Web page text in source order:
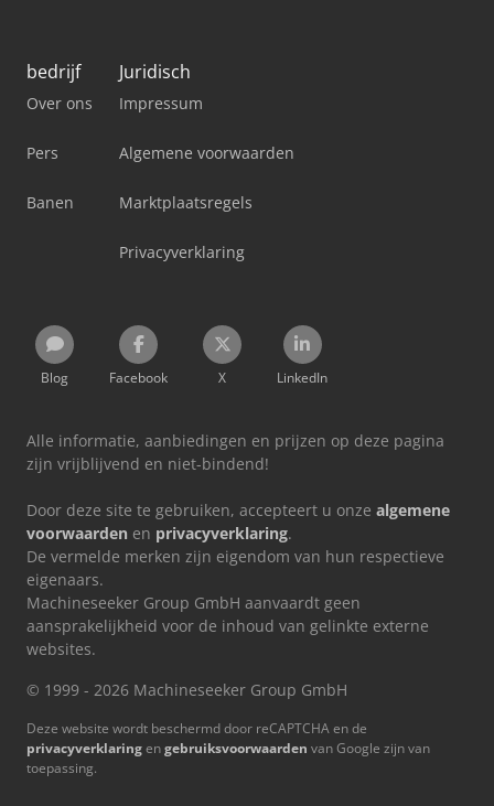
bedrijf
Over ons
Pers
Banen
Juridisch
Impressum
Algemene voorwaarden
Marktplaatsregels
Privacyverklaring
Blog Facebook X LinkedIn
Alle informatie, aanbiedingen en prijzen op deze pagina
zijn vrijblijvend en niet-bindend!
Door deze site te gebruiken, accepteert u onze algemene
voorwaarden en privacyverklaring.
De vermelde merken zijn eigendom van hun respectieve
eigenaars.
Machineseeker Group GmbH aanvaardt geen
aansprakelijkheid voor de inhoud van gelinkte externe
websites.
© 1999 - 2026 Machineseeker Group GmbH
Deze website wordt beschermd door reCAPTCHA en de
privacyverklaringengebruiksvoorwaarden van Google zijn van
toepassing.